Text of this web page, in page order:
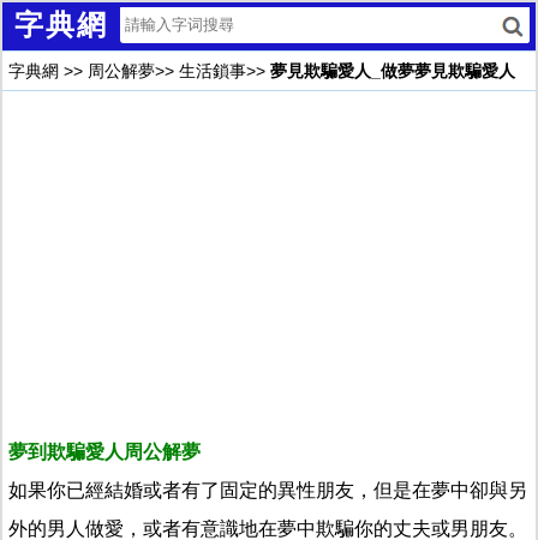
字典網
字典網 >> 周公解夢>> 生活鎖事>> 夢見欺騙愛人_做夢夢見欺騙愛人
夢到欺騙愛人周公解夢
如果你已經結婚或者有了固定的異性朋友，但是在夢中卻與另
外的男人做愛，或者有意識地在夢中欺騙你的丈夫或男朋友。